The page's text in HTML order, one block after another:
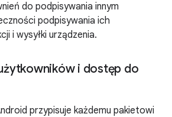
do podpisywania innym
podpisywania ich
i wysyłki urządzenia.
i dostęp do
przypisuje każdemu pakietowi